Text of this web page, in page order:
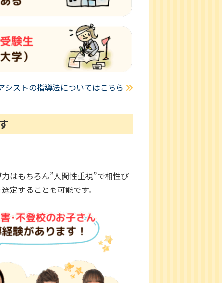
シストの指導法についてはこちら
はもちろん”人間性重視”で相性ぴ
定することも可能です。